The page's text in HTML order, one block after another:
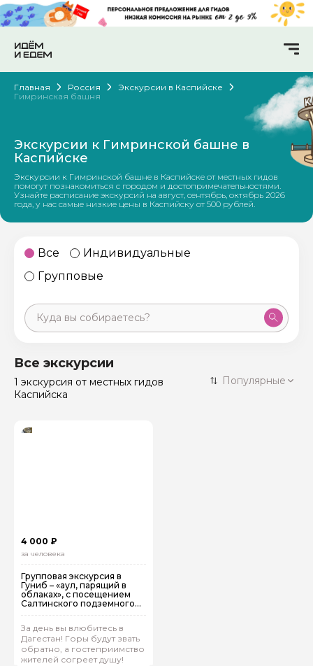
Главная Россия
Экскурсии в Каспийске
Гимринская башня
Экскурсии к Гимринской башне в
Каспийске
Экскурсии к Гимринской башне в Каспийске от местных гидов
помогут познакомиться с городом и достопримечательностями.
Узнайте расписание экскурсий на август, сентябрь, октябрь 2026
года, у нас самые низкие цены в Каспийску от 500 рублей.
Все
Индивидуальные
Групповые
Санкт-Петербург
Россия
50 экскурсий
Все экскурсии
1 экскурсия от местных гидов
Каспийска
Популярные
4 000 ₽
за человека
Групповая экскурсия в
Гуниб – «аул, парящий в
облаках», с посещением
Салтинского подземного
водопада
За день вы влюбитесь в
Дагестан! Горы будут звать
обратно, а гостеприимство
жителей согреет душу!